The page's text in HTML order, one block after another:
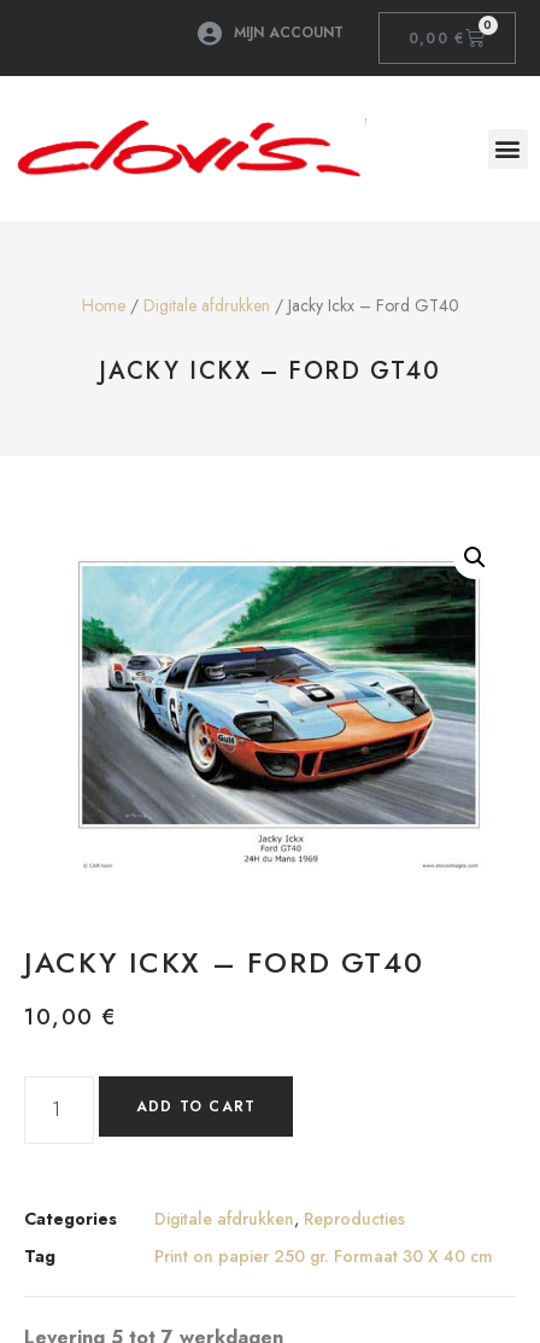
MIJN ACCOUNT 0,00€
0
Home/ Digitale afdrukken / Jacky Ickx – Ford GT40
JACKY ICKX – FORD GT40
JACKY ICKX – FORD GT40
10,00 €
ADD TO CART
Categories Digitale afdrukken, Reproducties
Tag
Print on papier 250 gr. Formaat 30 X 40 cm
Levering 5 tot 7 werkdagen